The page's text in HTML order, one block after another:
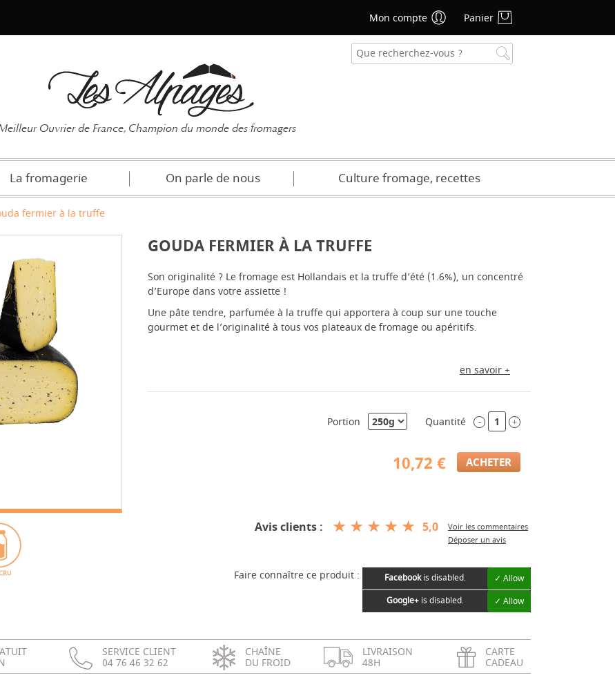
Ouvrier de France, Champion du monde des fromagers
La fromagerie On parle de nous Culture fromage, recettes
fermier à la truffe
GOUDA FERMIER À LA TRUFFE
Son originalité ? Le fromage est Hollandais et la truffe d’été (1.6%), un concentré
d’Europe dans votre assiette !
Une pâte tendre, parfumée à la truffe qui apportera à coup sur une touche
gourmet et de l’originalité à tous vos plateaux de fromage ou apéritifs.
en savoir +
Portion Quantité - +
10,72 €
Avis clients : 5,0
Voir les commentaires
Déposer un avis
Faire connaître ce produit : Facebookis disabled.
✓ Allow
Google+is disabled. ✓ Allow
SERVICE CLIENT
04 76 46 32 62
CHAÎNE
DU FROID
LIVRAISON
48H
CARTE
CADEAU
Mon compte Panier